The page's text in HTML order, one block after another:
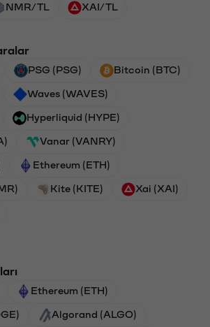
NMR/TL XAI/TL
PSG (PSG) Bitcoin (BTC)
Waves (WAVES)
Hyperliquid (HYPE)
Vanar (VANRY)
Ethereum (ETH)
Kite (KITE) Xai (XAI)
Ethereum (ETH)
Algorand (ALGO)